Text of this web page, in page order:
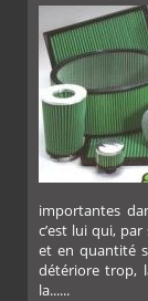
PLUS
importantes
c’est lui qui,
et en quantité
détériore trop,
la......